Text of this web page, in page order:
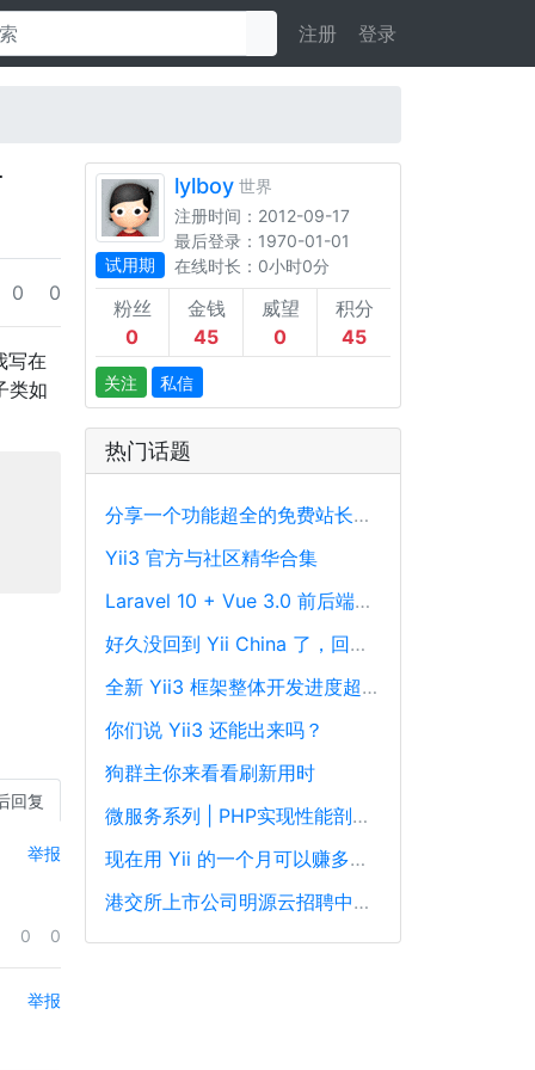
注册 登录
0 0
写在
类如
回复
举报
0 0
举报
试用期
lylboy 世界
注册时间：2012-09-17
最后登录：1970-01-01
在线时长：0小时0分
粉丝
0
金钱
45
威望
0
积分
45
关注 私信
热门话题
分享一个功能超全的免费站长工具平台
Yii3 官方与社区精华合集
Laravel 10 + Vue 3.0 前后端分离框架通用后台源码
好久没回到 Yii China 了，回来冒个泡泡！
全新 Yii3 框架整体开发进度超过88%，发布在即！
你们说 Yii3 还能出来吗？
狗群主你来看看刷新用时
微服务系列 | PHP实现性能剖析、跟踪和可观察性最佳实践
现在用 Yii 的一个月可以赚多少钱？
港交所上市公司明源云招聘中高级PHP开发工程师